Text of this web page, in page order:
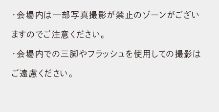
・会場内は一部写真撮影が禁止のゾーンがござい
ますのでご注意ください。
・会場内での三脚やフラッシュを使用しての撮影は
ご遠慮ください。